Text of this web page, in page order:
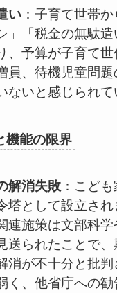
い ：子育て世帯
」「税金の無駄
、予算が子育て
員、待機児童問題
ないと感じられて
機能の限界
解消失敗 ：こど
塔として設立さ
連施策は文部科
送られたことで
消が不十分と批判
く、他省庁への勧